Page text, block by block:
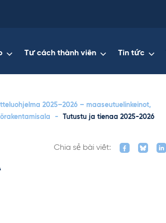
Tư cách thành viên Tin tức
2025–2026 – maaseutuelinkeinot,
-
Tutustu ja tienaa 2025-2026
Chia sẻ bài viết:
your
clipboard.)